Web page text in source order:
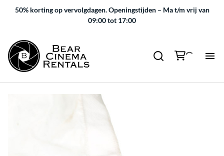
50% korting op vervolgdagen. Openingstijden – Ma t/m vrij van
09:00 tot 17:00